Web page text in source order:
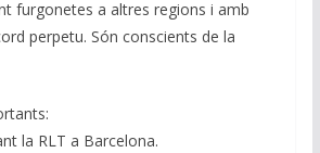
furgonetes a altres regions i amb
perpetu. Són conscients de la
la RLT a Barcelona.